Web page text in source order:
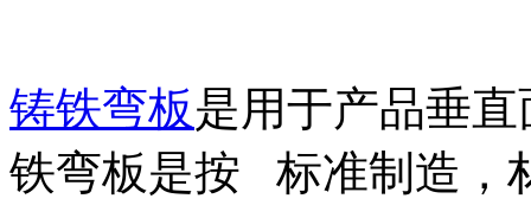
铸铁弯板是用于产品垂
铁弯板是按 标准制造，